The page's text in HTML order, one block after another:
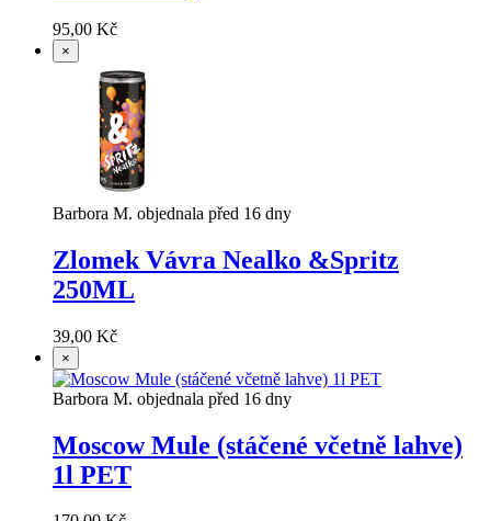
95,00 Kč
×
Barbora M. objednala před 16 dny
Zlomek Vávra Nealko &Spritz
250ML
39,00 Kč
×
Barbora M. objednala před 16 dny
Moscow Mule (stáčené včetně lahve)
1l PET